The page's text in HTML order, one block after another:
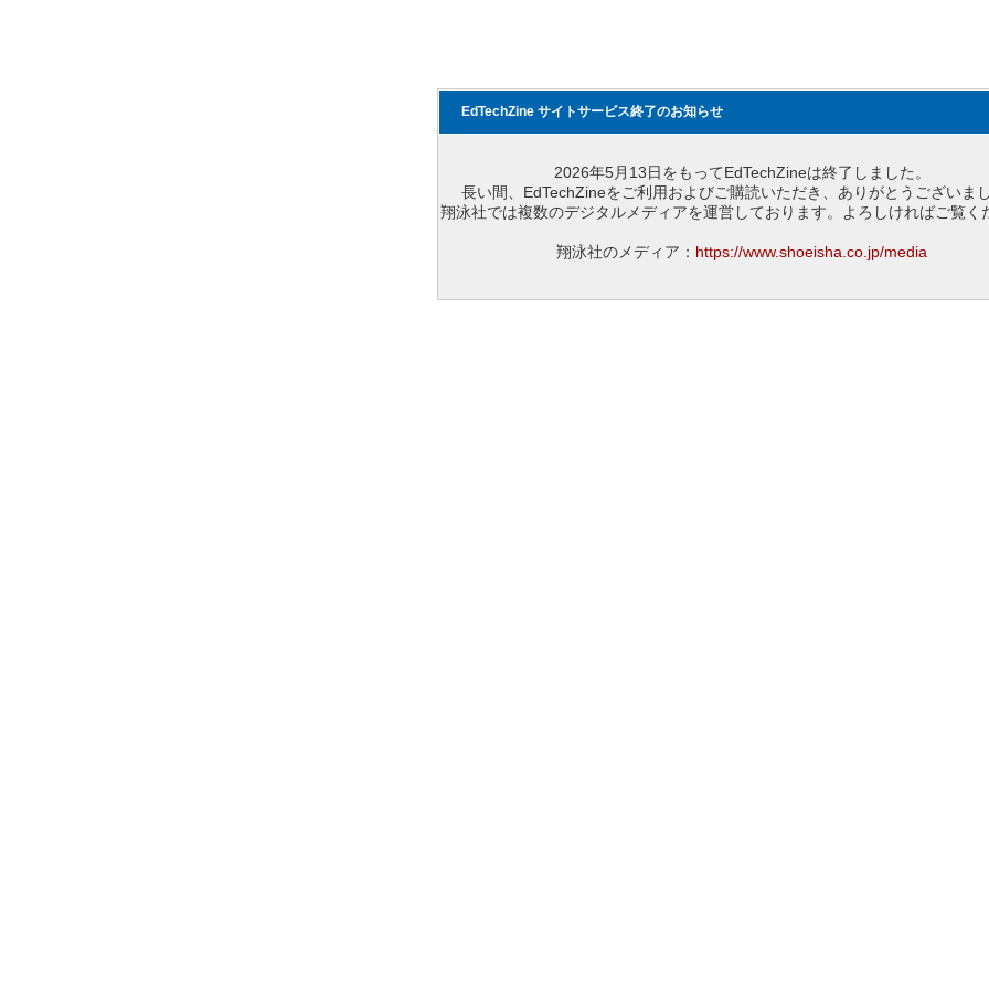
EdTechZine サイトサービス終了のお知らせ
2026年5月13日をもってEdTechZineは終了しました。
長い間、EdTechZineをご利用およびご購読いただき、ありがとうございまし
翔泳社では複数のデジタルメディアを運営しております。よろしければご覧く
翔泳社のメディア： https://www.shoeisha.co.jp/media